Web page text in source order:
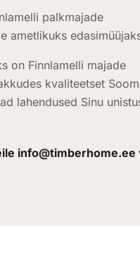
palkmajade
ametlikuks
on Finnlamelli majade
kvaliteetset
lahendused Sinu
info@timberhome.ee